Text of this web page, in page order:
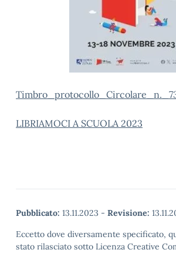
LIBRIAMOCI A SCUOLA 2023
Pubblicato: 13.11.2023 - Revisione:
Eccetto dove diversamente specificato,
stato rilasciato sotto Licenza Creative